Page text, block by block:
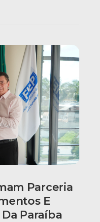
Parceria
E
Paraíba